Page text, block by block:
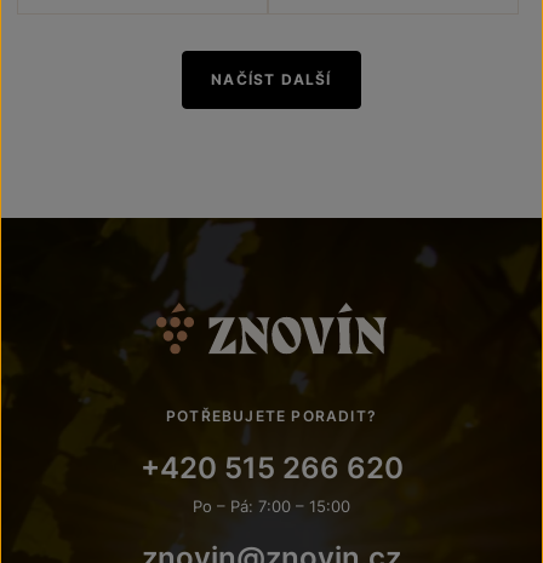
NAČÍST DALŠÍ
POTŘEBUJETE PORADIT?
+420 515 266 620
Po – Pá: 7:00 – 15:00